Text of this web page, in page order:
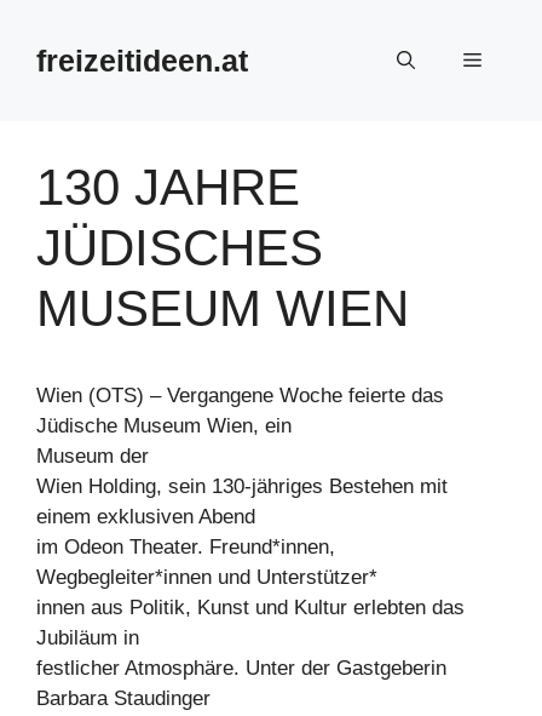
Inhalt
springenfreizeitideen.at Menü
130 JAHRE
JÜDISCHES
MUSEUM WIEN
Wien (OTS) – Vergangene Woche feierte das
Jüdische Museum Wien, ein
Museum der
Wien Holding, sein 130-jähriges Bestehen mit
einem exklusiven Abend
im Odeon Theater. Freund*innen,
Wegbegleiter*innen und Unterstützer*
innen aus Politik, Kunst und Kultur erlebten das
Jubiläum in
festlicher Atmosphäre. Unter der Gastgeberin
Barbara Staudinger